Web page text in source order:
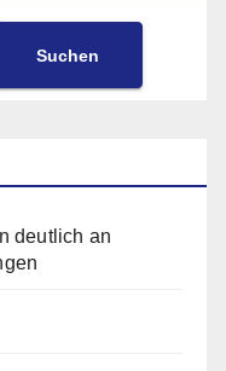
Suchen
deutlich an